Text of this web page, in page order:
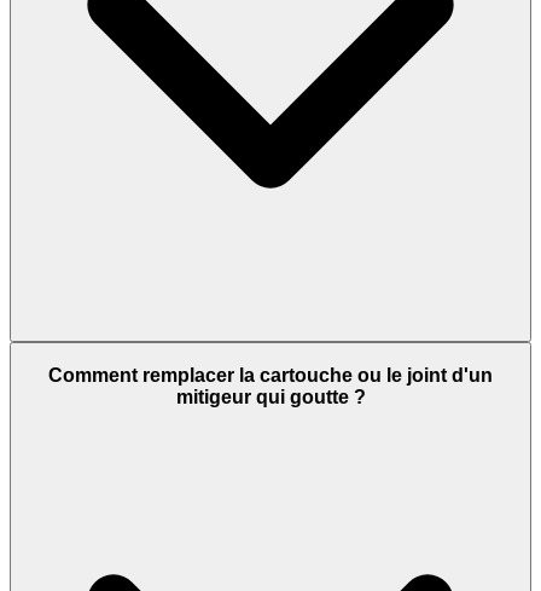
Comment remplacer la cartouche ou le joint d'un
mitigeur qui goutte ?